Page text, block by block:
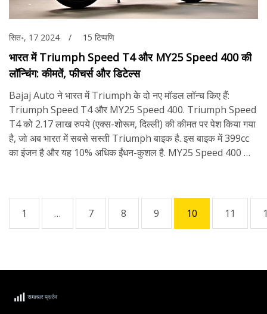
सित॰, 17 2024 15 टिप्पणि
भारत में Triumph Speed T4 और MY25 Speed 400 की
लॉन्चिंग: कीमतें, फीचर्स और डिटेल्स
Bajaj Auto ने भारत में Triumph के दो नए मॉडल लॉन्च किए हैं:
Triumph Speed T4 और MY25 Speed 400. Triumph Speed
T4 को 2.17 लाख रुपये (एक्स-शोरूम, दिल्ली) की कीमत पर पेश किया गया
है, जो अब भारत में सबसे सस्ती Triumph बाइक है. इस बाइक में 399cc
का इंजन है और यह 10% अधिक ईंधन-कुशल है. MY25 Speed 400 की
1 … 7 8 9 10 11